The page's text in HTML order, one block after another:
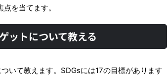
を当てます。
ットについて教える
いて教えます。SDGsには17の目標があります